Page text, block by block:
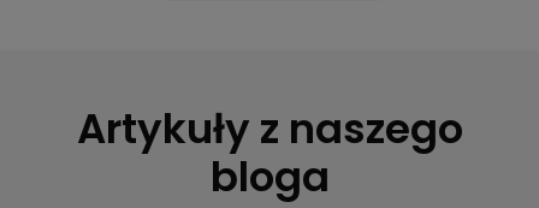
Artykuły z naszego
bloga